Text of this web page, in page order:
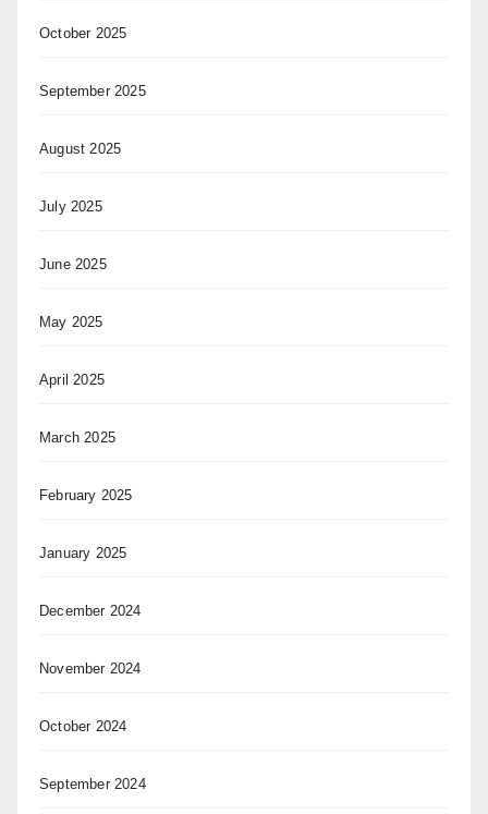
October 2025
September 2025
August 2025
July 2025
June 2025
May 2025
April 2025
March 2025
February 2025
January 2025
December 2024
November 2024
October 2024
September 2024